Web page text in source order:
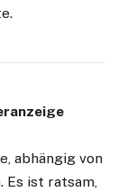
abhängig von
Es ist ratsam,